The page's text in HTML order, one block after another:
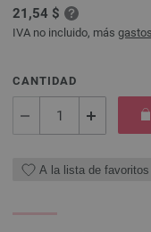
21,54 $
IVA no incluido, más
CANTIDAD
A la lista de favoritos